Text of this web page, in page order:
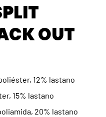
OUT
12% lastano
15% lastano
20% lastano